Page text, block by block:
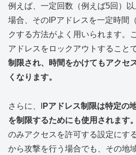
例えば、一定回数（例えば5回）
場合、そのIPアドレスを一定時間
クする方法がよく用いられます。
アドレスをロックアウトすることで
制限され、時間をかけてもアクセ
くなります。
さらに、I
Pアドレス制限は特定の
を制限するためにも使用されます。
のみアクセスを許可する設定にす
から攻撃を行う場合でも、その地